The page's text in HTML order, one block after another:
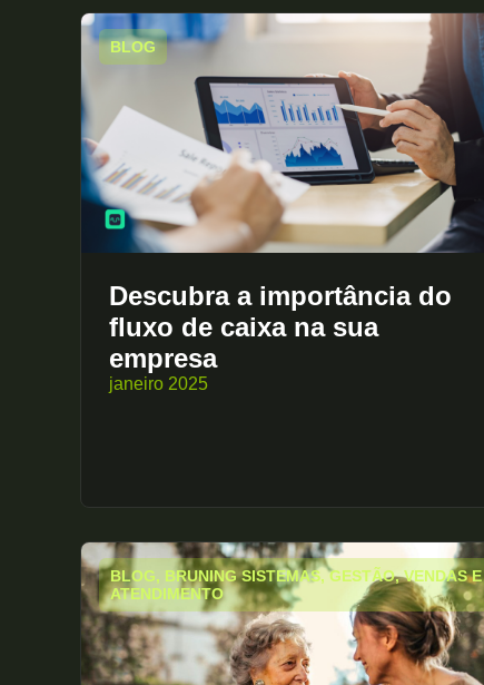
BLOG
Descubra a importância do
fluxo de caixa na sua
empresa
janeiro 2025
BLOG, BRUNING SISTEMAS,GESTÃO,VENDAS E
ATENDIMENTO